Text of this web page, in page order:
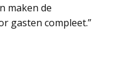
maken de
gasten compleet.”